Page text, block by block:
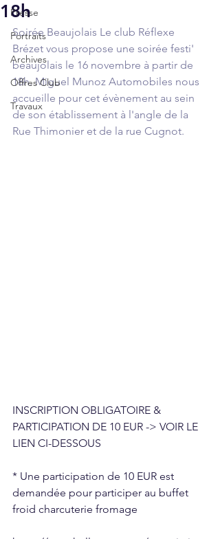
Presse
Portraits
Archives
Offres Club
Travaux
18h
Soirée Beaujolais Le club Réflexe
Brézet vous propose une soirée festi'
beaujolais le 16 novembre à partir de
18h. Miguel Munoz Automobiles nous
accueille pour cet évènement au sein
de son établissement à l'angle de la
Rue Thimonier et de la rue Cugnot.
INSCRIPTION OBLIGATOIRE &
PARTICIPATION DE 10 EUR -> VOIR LE
LIEN CI-DESSOUS
* Une participation de 10 EUR est
demandée pour participer au buffet
froid charcuterie fromage